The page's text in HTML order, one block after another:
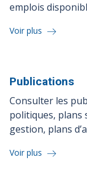
emplois
Voir plus
Publications
Consulter les
politiques, plans
gestion, plans
Voir plus